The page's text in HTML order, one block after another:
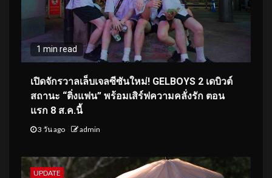
1 min read
เปิดจักรวาลเล็บเจลซีซันใหม่! GELBOYS 2 เดบิวต์
สถานะ “ติ่งแฟน” พร้อมเสิร์ฟความคลั่งรัก ตอน
แรก 8 ส.ค.นี้
3 วัน ago admin
UPDATE